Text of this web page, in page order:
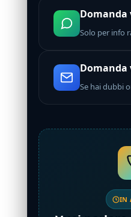
Domanda
Solo per info
Domanda
Se hai dubbi
IN